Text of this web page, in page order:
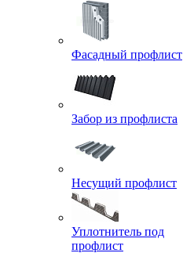
Фасадный профлист
Забор из профлиста
Несущий профлист
Уплотнитель под
профлист